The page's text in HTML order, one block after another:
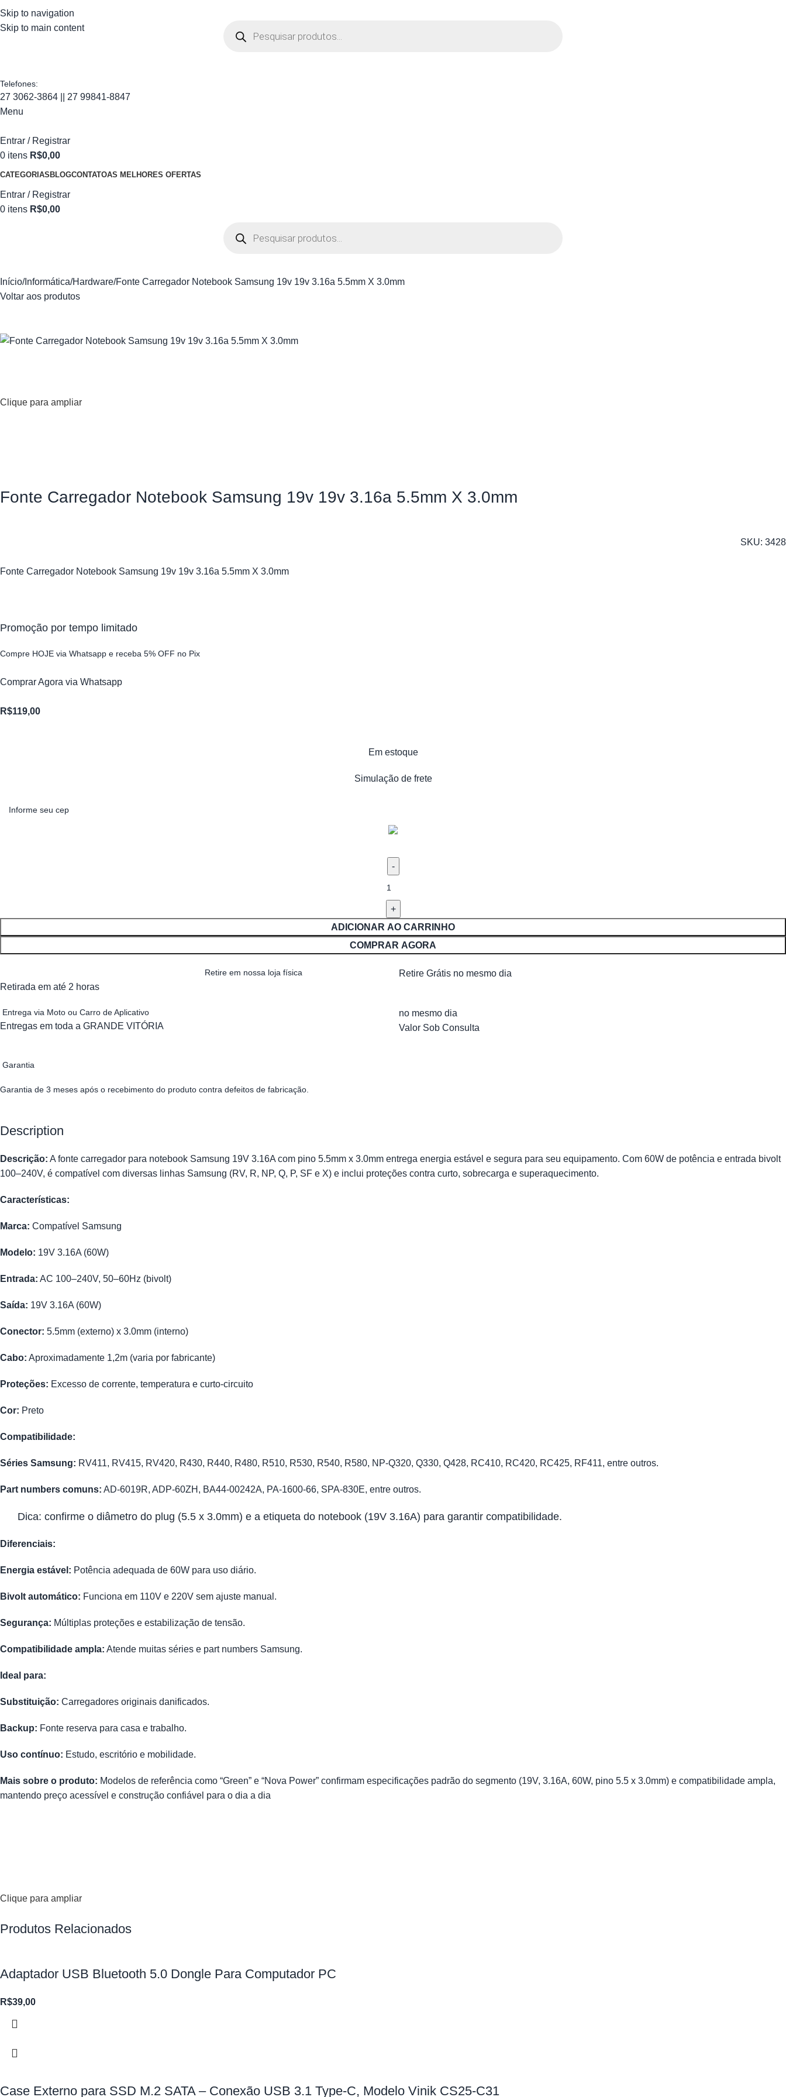
Skip to navigation
Skip to main content
Telefones:
27 3062-3864 || 27 99841-8847
Menu
Entrar / Registrar
0 itens R$0,00
CATEGORIAS BLOGCONTATOAS MELHORES OFERTAS
Entrar / Registrar
0 itens R$0,00
Início Informática Hardware Fonte Carregador Notebook Samsung 19v 19v 3.16a 5.5mm X 3.0mm
Voltar aos produtos
Clique para ampliar
Fonte Carregador Notebook Samsung 19v 19v 3.16a 5.5mm X 3.0mm
SKU: 3428
Fonte Carregador Notebook Samsung 19v 19v 3.16a 5.5mm X 3.0mm
Promoção por tempo limitado
Compre HOJE via Whatsapp e receba 5% OFF no Pix
Comprar Agora via Whatsapp
R$119,00
Em estoque
Simulação de frete
ADICIONAR AO CARRINHO
COMPRAR AGORA
Retire em nossa loja física
Retirada em até 2 horas
Retire Grátis no mesmo dia
Entrega via Moto ou Carro de Aplicativo
Entregas em toda a GRANDE VITÓRIA
no mesmo dia
Valor Sob Consulta
Garantia
Garantia de 3 meses após o recebimento do produto contra defeitos de fabricação.
Description
Descrição: A fonte carregador para notebook Samsung 19V 3.16A com pino 5.5mm x 3.0mm entrega energia estável e segura para seu equipamento. Com 60W de potência e entrada bivolt
100–240V, é compatível com diversas linhas Samsung (RV, R, NP, Q, P, SF e X) e inclui proteções contra curto, sobrecarga e superaquecimento.
Características:
Marca: Compatível Samsung
Modelo: 19V 3.16A (60W)
Entrada: AC 100–240V, 50–60Hz (bivolt)
Saída: 19V 3.16A (60W)
Conector: 5.5mm (externo) x 3.0mm (interno)
Cabo: Aproximadamente 1,2m (varia por fabricante)
Proteções: Excesso de corrente, temperatura e curto-circuito
Cor: Preto
Compatibilidade:
Séries Samsung: RV411, RV415, RV420, R430, R440, R480, R510, R530, R540, R580, NP-Q320, Q330, Q428, RC410, RC420, RC425, RF411, entre outros.
Part numbers comuns: AD-6019R, ADP-60ZH, BA44-00242A, PA-1600-66, SPA-830E, entre outros.
Dica: confirme o diâmetro do plug (5.5 x 3.0mm) e a etiqueta do notebook (19V 3.16A) para garantir compatibilidade.
Diferenciais:
Energia estável: Potência adequada de 60W para uso diário.
Bivolt automático: Funciona em 110V e 220V sem ajuste manual.
Segurança: Múltiplas proteções e estabilização de tensão.
Compatibilidade ampla: Atende muitas séries e part numbers Samsung.
Ideal para:
Substituição: Carregadores originais danificados.
Backup: Fonte reserva para casa e trabalho.
Uso contínuo: Estudo, escritório e mobilidade.
Mais sobre o produto: Modelos de referência como “Green” e “Nova Power” confirmam especificações padrão do segmento (19V, 3.16A, 60W, pino 5.5 x 3.0mm) e compatibilidade ampla,
mantendo preço acessível e construção confiável para o dia a dia
Clique para ampliar
Produtos Relacionados
Adaptador USB Bluetooth 5.0 Dongle Para Computador PC
R$39,00
Case Externo para SSD M.2 SATA – Conexão USB 3.1 Type-C, Modelo Vinik CS25-C31